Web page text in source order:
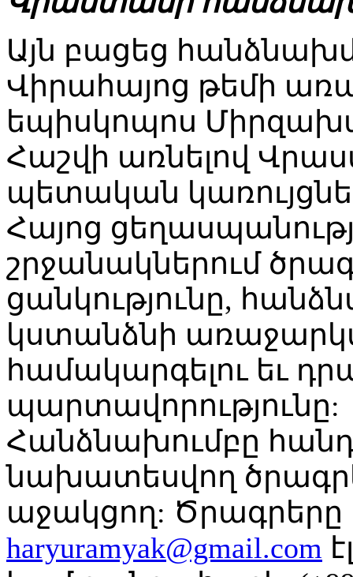
Այն բացեց
Վիրահայոց թեմի
եպիսկոպոս
Հաշվի առնելով
պետական
Հայոց
շրջանակներում
ցանկությունը,
կստանձնի
համակարգելու եւ
պարտավորությունը:
Հանձնախումբը
նախատեսվող
աջակցող: Ծրագրերը
haryuramyak@gmail.com